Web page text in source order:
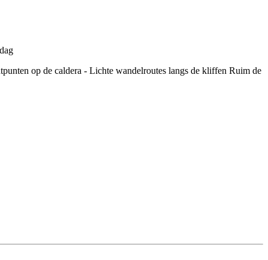
op de caldera - Lichte wandelroutes langs de kliffen Ruim de